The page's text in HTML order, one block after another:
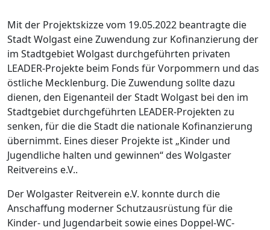
Mit der Projektskizze vom 19.05.2022 beantragte die
Stadt Wolgast eine Zuwendung zur Kofinanzierung der
im Stadtgebiet Wolgast durchgeführten privaten
LEADER-Projekte beim Fonds für Vorpommern und das
östliche Mecklenburg. Die Zuwendung sollte dazu
dienen, den Eigenanteil der Stadt Wolgast bei den im
Stadtgebiet durchgeführten LEADER-Projekten zu
senken, für die die Stadt die nationale Kofinanzierung
übernimmt. Eines dieser Projekte ist „Kinder und
Jugendliche halten und gewinnen“ des Wolgaster
Reitvereins e.V..
Der Wolgaster Reitverein e.V. konnte durch die
Anschaffung moderner Schutzausrüstung für die
Kinder- und Jugendarbeit sowie eines Doppel-WC-